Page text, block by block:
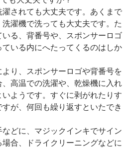
されても大丈夫です。あくまで
濯機で洗っても大丈夫です。た
る、背番号や、スポンサーロゴ
いる内にへたってくるのはしか
り、スポンサーロゴや背番号を
高温での洗濯や、乾燥機に入れ
ようです。すぐに剥がれたりす
が、何回も繰り返すといたでき
などに、マジックインキでサイン
合、ドライクリーニングなどに